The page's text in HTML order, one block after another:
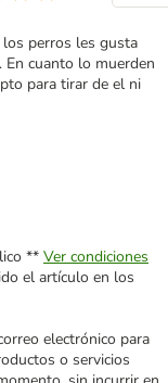
perros les gusta
En cuanto lo muerden
para tirar de el ni
** Ver condiciones
el artículo en los
electrónico para
o servicios